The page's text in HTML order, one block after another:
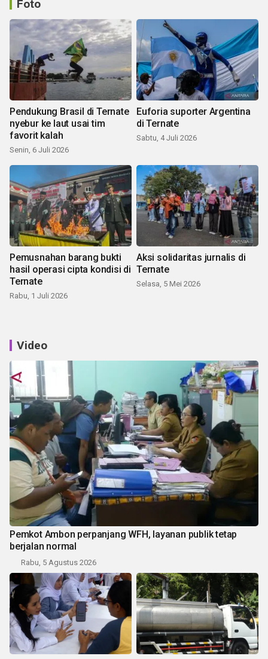
Foto
Pendukung Brasil di Ternate
nyebur ke laut usai tim
favorit kalah
Senin, 6 Juli 2026
Euforia suporter Argentina
di Ternate
Sabtu, 4 Juli 2026
Pemusnahan barang bukti
hasil operasi cipta kondisi di
Ternate
Rabu, 1 Juli 2026
Aksi solidaritas jurnalis di
Ternate
Selasa, 5 Mei 2026
Video
Pemkot Ambon perpanjang WFH, layanan publik tetap
berjalan normal
Rabu, 5 Agustus 2026